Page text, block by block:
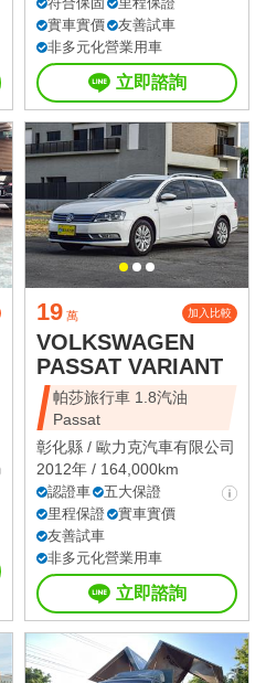
實車實價
友善試車
非多元化營業用車
立即諮詢
19 萬 加入比較
VOLKSWAGEN
PASSAT VARIANT
帕莎旅行車 1.8汽油
Passat
彰化縣 / 歐力克汽車有限公司
2012年 / 164,000km
認證車
五大保證
里程保證
實車實價
友善試車
非多元化營業用車
立即諮詢